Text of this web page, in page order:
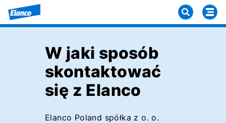
W jaki sposób
skontaktować
się z Elanco
Elanco Poland spółka z o. o.